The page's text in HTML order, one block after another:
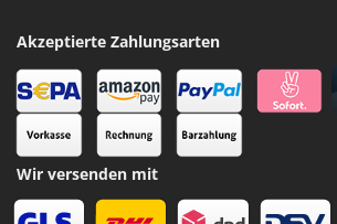
Akzeptierte Zahlungsarten
Wir versenden mit